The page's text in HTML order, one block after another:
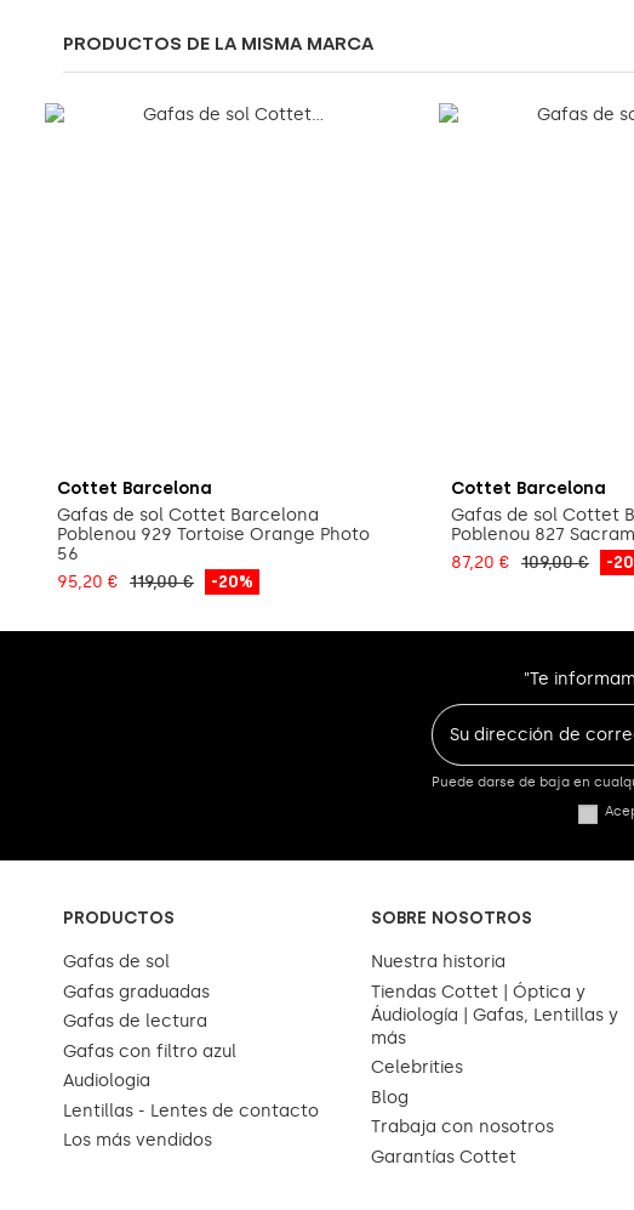
PRODUCTOS DE LA MISMA MARCA
Cottet Barcelona
Gafas de sol Cottet Barcelona
Poblenou 929 Tortoise Orange Photo
56
95,20 € 119,00 € -20%
Cottet Barcelona
Gafas de sol Cottet
Poblenou 827
87,20 € 109,00 € -
"Te
Puede darse de baja en
PRODUCTOS
Gafas de sol
Gafas graduadas
Gafas de lectura
Gafas con filtro azul
Audiologia
Lentillas - Lentes de contacto
Los más vendidos
SOBRE NOSOTROS
Nuestra historia
Tiendas Cottet | Óptica y
Áudiología | Gafas, Lentillas y
más
Celebrities
Blog
Trabaja con nosotros
Garantías Cottet